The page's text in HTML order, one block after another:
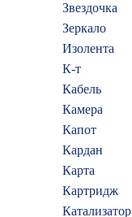
Звездочка
Зеркало
Изолента
К-т
Кабель
Камера
Капот
Кардан
Карта
Картридж
Катализатор